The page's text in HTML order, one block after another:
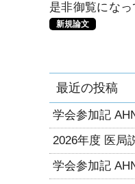
是非御覧になっ
新規論文
最近の投稿
学会参加記
2026年度 医局
学会参加記